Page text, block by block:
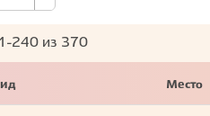
240 из 370
Место